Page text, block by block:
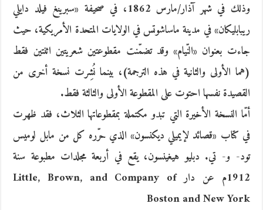
وذلك في شهر آذار/مارس 1862، في صحيفة «سبرينغ فيلد دايلي
ريبابليكان» في مدينة ماساشوتس في الولايات المتحدة الأمريكية، حيث
جاءت بعنوان «النّيام» وقد تضمّنت مقطوعتين شعريتين اثنتين فقط
(هما الأولى والثانية في هذه الترجمة)، بينما نُشِرت نسخة أخرى من
القصيدة نفسها احتوت على المقطوعة الأولى والثالثة فقط.
أمّا النسخة الأخيرة التي تبدو مكتملة بمقطوعاتها الثلاث، فقد ظهرت
في كتاب «قصائد لإيميلي ديكنسون» الذي حرّره كل من مابل لوميس
تود- و- تي. دبليو هيغينسون، يقع في أربعة مجلدات مطبوعة سنة
1912م عن دار Little, Brown, and Company of
Boston and New York